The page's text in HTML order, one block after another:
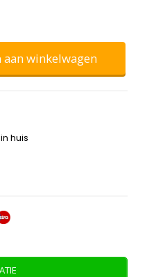
aan winkelwagen
huis